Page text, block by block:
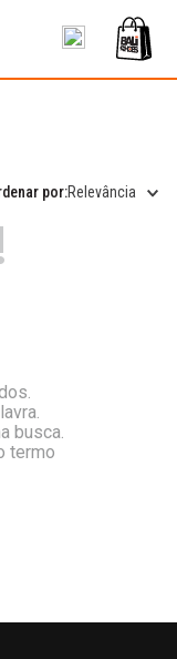
Relevância
busca.
termo